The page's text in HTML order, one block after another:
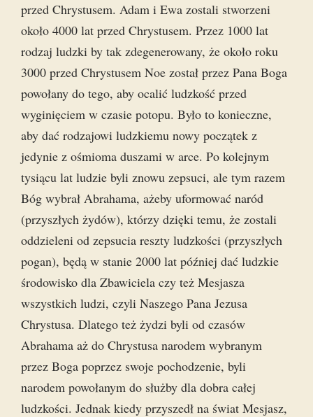
przed Chrystusem. Adam i Ewa zostali stworzeni
około 4000 lat przed Chrystusem. Przez 1000 lat
rodzaj ludzki by tak zdegenerowany, że około roku
3000 przed Chrystusem Noe został przez Pana Boga
powołany do tego, aby ocalić ludzkość przed
wyginięciem w czasie potopu. Było to konieczne,
aby dać rodzajowi ludzkiemu nowy początek z
jedynie z ośmioma duszami w arce. Po kolejnym
tysiącu lat ludzie byli znowu zepsuci, ale tym razem
Bóg wybrał Abrahama, ażeby uformować naród
(przyszłych żydów), którzy dzięki temu, że zostali
oddzieleni od zepsucia reszty ludzkości (przyszłych
pogan), będą w stanie 2000 lat później dać ludzkie
środowisko dla Zbawiciela czy też Mesjasza
wszystkich ludzi, czyli Naszego Pana Jezusa
Chrystusa. Dlatego też żydzi byli od czasów
Abrahama aż do Chrystusa narodem wybranym
przez Boga poprzez swoje pochodzenie, byli
narodem powołanym do służby dla dobra całej
ludzkości. Jednak kiedy przyszedł na świat Mesjasz,